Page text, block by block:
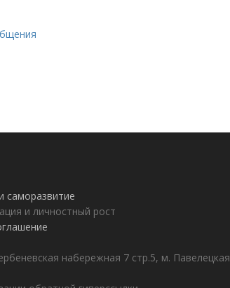
саморазвитие
и личностный рост
набережная 7 стр.5, м. Павелецкая